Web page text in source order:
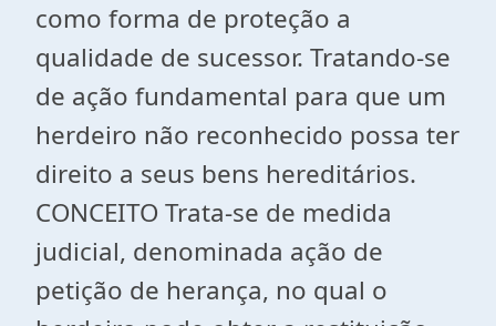
como forma de proteção a
qualidade de sucessor. Tratando-se
de ação fundamental para que um
herdeiro não reconhecido possa ter
direito a seus bens hereditários.
CONCEITO Trata-se de medida
judicial, denominada ação de
petição de herança, no qual o